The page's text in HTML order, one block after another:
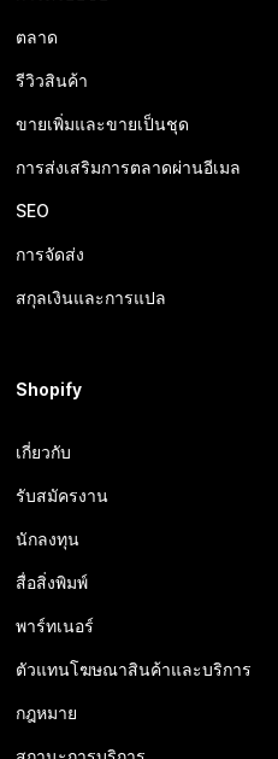
ตลาด
รีวิวสินค้า
ขายเพิ่มและขายเป็นชุด
การส่งเสริมการตลาดผ่านอีเมล
SEO
การจัดส่ง
สกุลเงินและการแปล
Shopify
เกี่ยวกับ
รับสมัครงาน
นักลงทุน
สื่อสิ่งพิมพ์
พาร์ทเนอร์
ตัวแทนโฆษณาสินค้าและบริการ
กฎหมาย